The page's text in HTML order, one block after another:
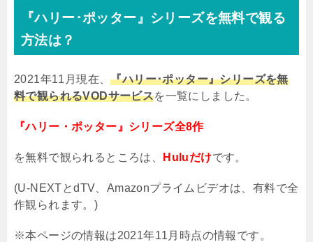
『ハリー･ポッター』シリーズを無料で観る
方法は？
2021年11月現在、『ハリー･ポッター』シリーズを無
料で観られるVODサービスを一覧にしました。
『ハリー・ポッター』シリーズ全8作
を無料で観られるところは、 Huluだけです。
(U-NEXTとdTV、Amazonプライムビデオは、有料で全
作観られます。)
※本ページの情報は2021年11月時点の情報です。